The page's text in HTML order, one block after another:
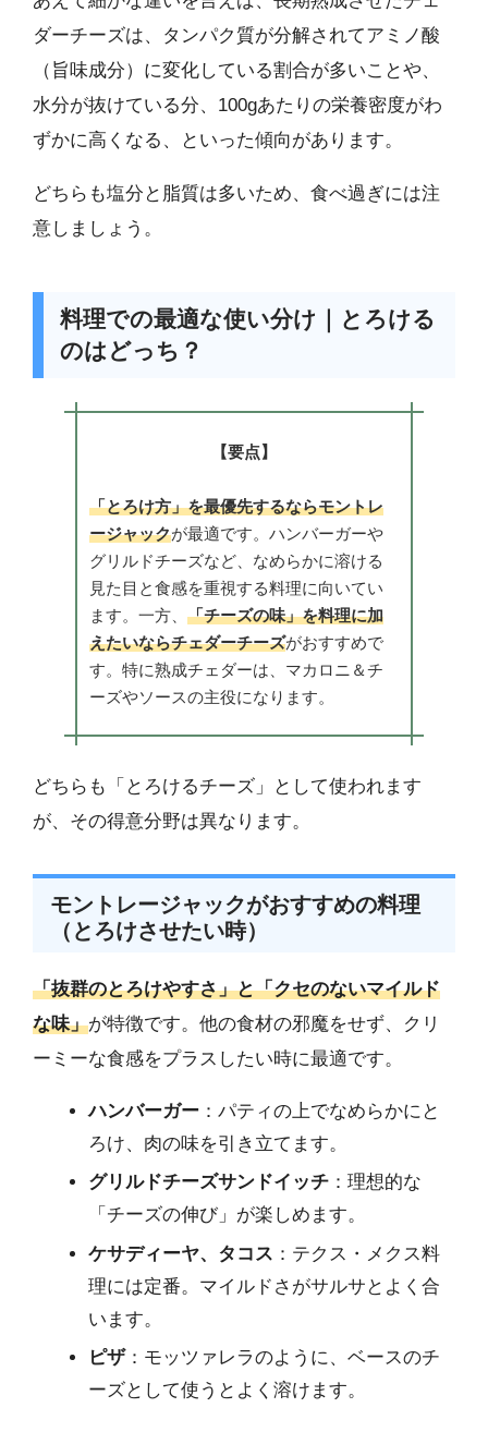
ダーチーズは、タンパク質が分解されてアミノ酸
（旨味成分）に変化している割合が多いことや、
水分が抜けている分、100gあたりの栄養密度がわ
ずかに高くなる、といった傾向があります。
どちらも塩分と脂質は多いため、食べ過ぎには注
意しましょう。
料理での最適な使い分け｜とろける
のはどっち？
【要点】
「とろけ方」を最優先するならモントレ
ージャックが最適です。ハンバーガーや
グリルドチーズなど、なめらかに溶ける
見た目と食感を重視する料理に向いてい
ます。一方、 「チーズの味」を料理に加
えたいならチェダーチーズがおすすめで
す。特に熟成チェダーは、マカロニ＆チ
ーズやソースの主役になります。
どちらも「とろけるチーズ」として使われます
が、その得意分野は異なります。
モントレージャックがおすすめの料理
（とろけさせたい時）
「抜群のとろけやすさ」と「クセのないマイルド
な味」が特徴です。他の食材の邪魔をせず、クリ
ーミーな食感をプラスしたい時に最適です。
ハンバーガー ：パティの上でなめらかにと
ろけ、肉の味を引き立てます。
グリルドチーズサンドイッチ ：理想的な
「チーズの伸び」が楽しめます。
ケサディーヤ、タコス ：テクス・メクス料
理には定番。マイルドさがサルサとよく合
います。
ピザ：モッツァレラのように、ベースのチ
ーズとして使うとよく溶けます。